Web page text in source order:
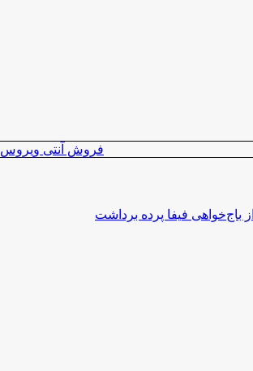
فروش آنتی ویروس
باج‌خواهی فیفا پرده برداشت